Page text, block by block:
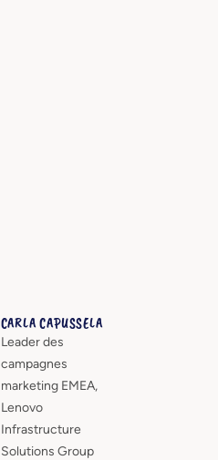
CARLA CAPUSSELA
Leader des
campagnes
marketing EMEA,
Lenovo
Infrastructure
Solutions Group